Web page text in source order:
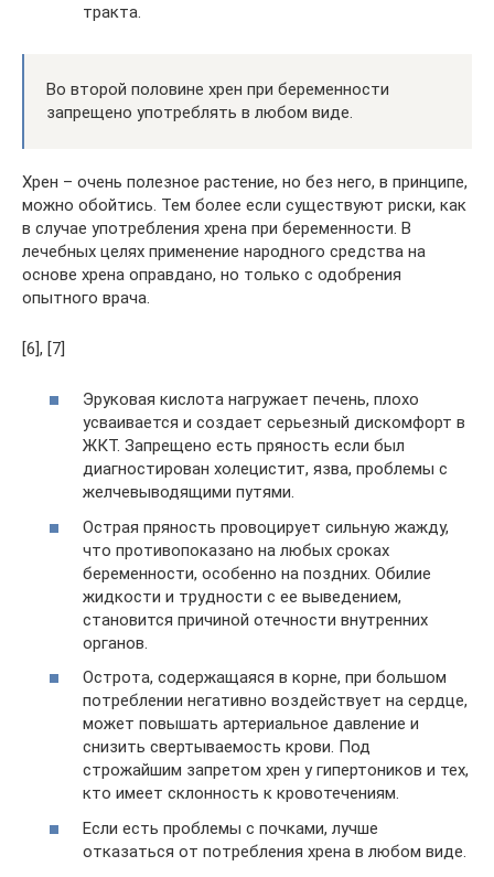
тракта.
Во второй половине хрен при беременности
запрещено употреблять в любом виде.
Хрен – очень полезное растение, но без него, в принципе,
можно обойтись. Тем более если существуют риски, как
в случае употребления хрена при беременности. В
лечебных целях применение народного средства на
основе хрена оправдано, но только с одобрения
опытного врача.
[6], [7]
Эруковая кислота нагружает печень, плохо
усваивается и создает серьезный дискомфорт в
ЖКТ. Запрещено есть пряность если был
диагностирован холецистит, язва, проблемы с
желчевыводящими путями.
Острая пряность провоцирует сильную жажду,
что противопоказано на любых сроках
беременности, особенно на поздних. Обилие
жидкости и трудности с ее выведением,
становится причиной отечности внутренних
органов.
Острота, содержащаяся в корне, при большом
потреблении негативно воздействует на сердце,
может повышать артериальное давление и
снизить свертываемость крови. Под
строжайшим запретом хрен у гипертоников и тех,
кто имеет склонность к кровотечениям.
Если есть проблемы с почками, лучше
отказаться от потребления хрена в любом виде.